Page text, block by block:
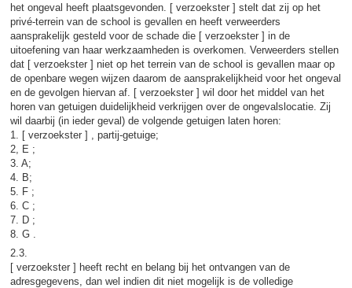
het ongeval heeft plaatsgevonden. [ verzoekster ] stelt dat zij op het
privé-terrein van de school is gevallen en heeft verweerders
aansprakelijk gesteld voor de schade die [ verzoekster ] in de
uitoefening van haar werkzaamheden is overkomen. Verweerders stellen
dat [ verzoekster ] niet op het terrein van de school is gevallen maar op
de openbare wegen wijzen daarom de aansprakelijkheid voor het ongeval
en de gevolgen hiervan af. [ verzoekster ] wil door het middel van het
horen van getuigen duidelijkheid verkrijgen over de ongevalslocatie. Zij
wil daarbij (in ieder geval) de volgende getuigen laten horen:
1. [ verzoekster ] , partij-getuige;
2, E ;
3. A;
4. B;
5. F ;
6. C ;
7. D ;
8. G .
2.3.
[ verzoekster ] heeft recht en belang bij het ontvangen van de
adresgegevens, dan wel indien dit niet mogelijk is de volledige